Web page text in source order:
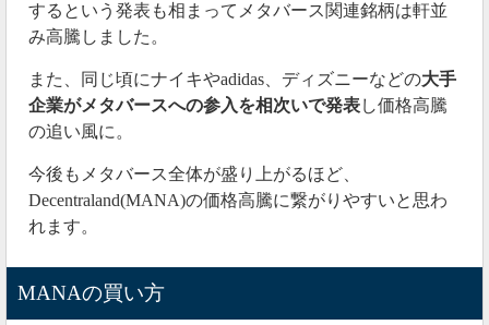
するという発表も相まってメタバース関連銘柄は軒並
み高騰しました。
また、同じ頃にナイキやadidas、ディズニーなどの大手
企業がメタバースへの参入を相次いで発表し価格高騰
の追い風に。
今後もメタバース全体が盛り上がるほど、
Decentraland(MANA)の価格高騰に繋がりやすいと思わ
れます。
MANAの買い方